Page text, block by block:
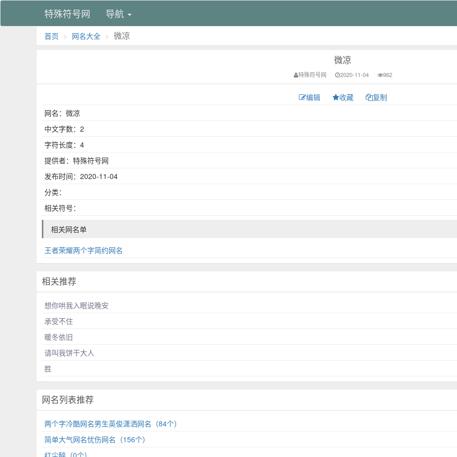
特殊符号网 导航
首页 网名大全 微凉
微凉
特殊符号网 2020-11-04 962
编辑 收藏
复制
网名：微凉
中文字数：2
字符长度：4
提供者：特殊符号网
发布时间：2020-11-04
分类：
相关符号：
相关网名单
王者荣耀两个字简约网名
相关推荐
想你哄我入眠说晚安
承受不住
暖冬依旧
请叫我饼干大人
胜
网名列表推荐
两个字冷酷网名男生英俊潇洒网名（84个）
简单大气网名忧伤网名（156个）
红尘醉（0个）